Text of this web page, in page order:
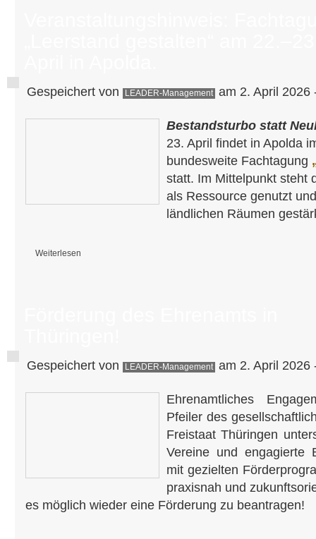
Gespeichert von LEADER-Management am 2. April 2026
Bestandsturbo statt
23. April findet in Apolda
bundesweite Fachtagung
statt. Im Mittelpunkt steht
als Ressource genutzt
ländlichen Räumen
Weiterlesen
Gespeichert von LEADER-Management am 2. April 2026
Ehrenamtliches
Pfeiler des
Freistaat Thüringen
Vereine und engagierte
mit gezielten
praxisnah und
es möglich wieder eine Förderung zu beantragen!